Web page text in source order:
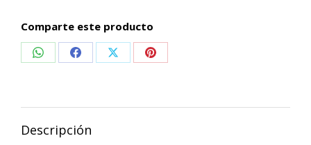
Antioxidante
X
15
Comparte este producto
Compartir
WhatsApp
Compartir
Facebook
Compartir
X
Compartir
Pinterest
Descripción